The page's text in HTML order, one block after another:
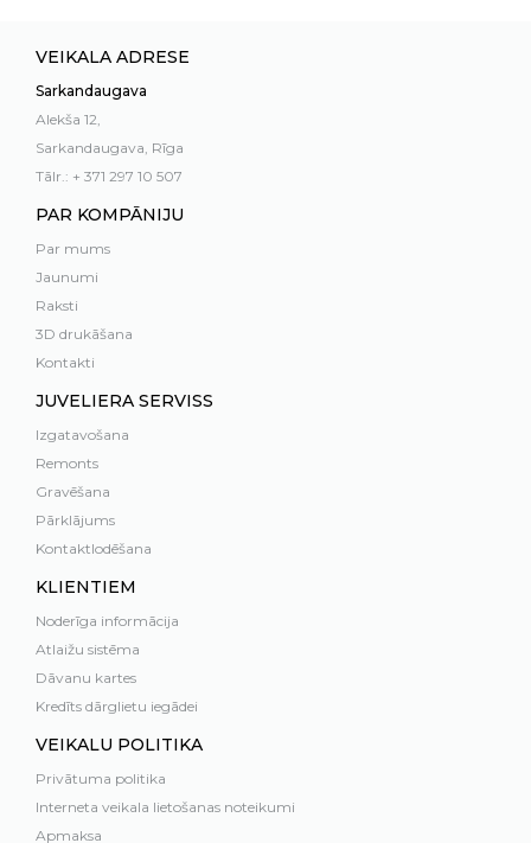
VEIKALA ADRESE
Sarkandaugava
Alekša 12,
Sarkandaugava, Rīga
Tālr.: + 371 297 10 507
PAR KOMPĀNIJU
Par mums
Jaunumi
Raksti
3D drukāšana
Kontakti
JUVELIERA SERVISS
Izgatavošana
Remonts
Gravēšana
Pārklājums
Kontaktlodēšana
KLIENTIEM
Noderīga informācija
Atlaižu sistēma
Dāvanu kartes
Kredīts dārglietu iegādei
VEIKALU POLITIKA
Privātuma politika
Interneta veikala lietošanas noteikumi
Apmaksa